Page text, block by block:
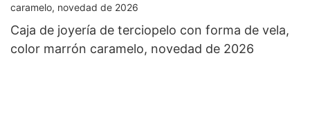
Caja de joyería de terciopelo con forma de vela,
color marrón caramelo, novedad de 2026